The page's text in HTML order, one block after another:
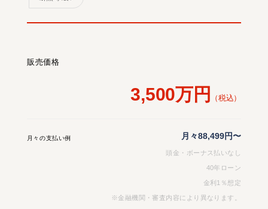
販売価格
3,500万円 （税込）
月々の支払い例 月々88,499円〜
頭金・ボーナス払いなし
40年ローン
金利1％想定
※金融機関・審査内容により異なります。